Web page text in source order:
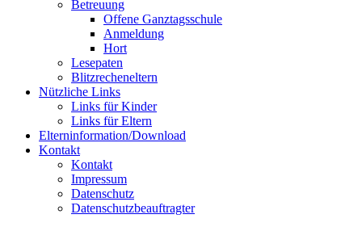
Betreuung
Offene Ganztagsschule
Anmeldung
Hort
Lesepaten
Blitzrecheneltern
Nützliche Links
Links für Kinder
Links für Eltern
Elterninformation/Download
Kontakt
Kontakt
Impressum
Datenschutz
Datenschutzbeauftragter